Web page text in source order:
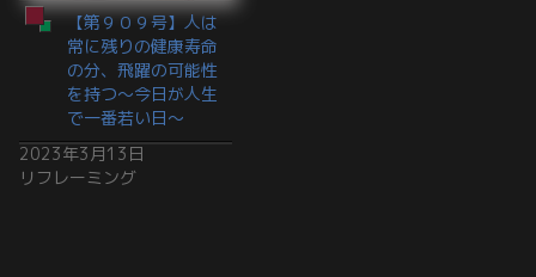
【第９０９号】人は
常に残りの健康寿命
の分、飛躍の可能性
を持つ～今日が人生
で一番若い日～
2023年3月13日
リフレーミング